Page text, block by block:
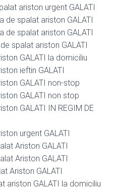
ariston urgent GALATI
de spalat ariston GALATI
de spalat ariston GALATI
spalat ariston GALATI
GALATI la domiciliu
ieftin GALATI
GALATI non-stop
GALATI non stop
GALATI IN REGIM DE
urgent GALATI
Ariston GALATI
Ariston GALATI
Ariston GALATI
ariston GALATI la domiciliu